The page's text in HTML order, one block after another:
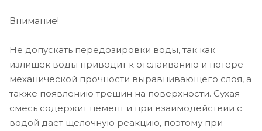
Внимание!
Не допускать передозировки воды, так как
излишек воды приводит к отслаиванию и потере
механической прочности выравнивающего слоя, а
также появлению трещин на поверхности. Сухая
смесь содержит цемент и при взаимодействии с
водой дает щелочную реакцию, поэтому при